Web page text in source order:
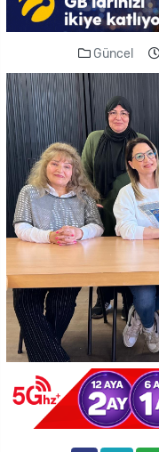
Güncel